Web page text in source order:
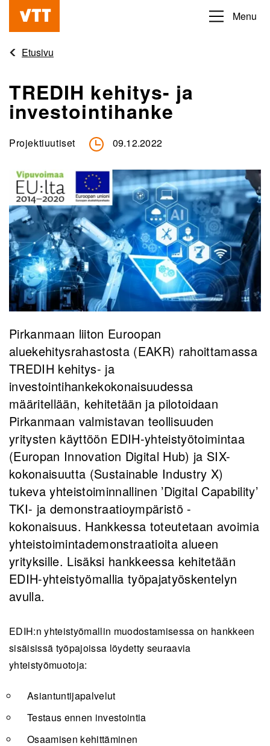
Hyppää
pääsisältöön
Beyond
obvious
Menu
Etusivu
TREDIH kehitys- ja
investointihanke
Projektiuutiset 09.12.2022
Pirkanmaan liiton Euroopan
aluekehitysrahastosta (EAKR) rahoittamassa
TREDIH kehitys- ja
investointihankekokonaisuudessa
määritellään, kehitetään ja pilotoidaan
Pirkanmaan valmistavan teollisuuden
yritysten käyttöön EDIH-yhteistyötoimintaa
(Europan Innovation Digital Hub) ja SIX-
kokonaisuutta (Sustainable Industry X)
tukeva yhteistoiminnallinen ’Digital Capability’
TKI- ja demonstraatioympäristö -
kokonaisuus. Hankkessa toteutetaan avoimia
yhteistoimintademonstraatioita alueen
yrityksille. Lisäksi hankkeessa kehitetään
EDIH-yhteistyömallia työpajatyöskentelyn
avulla.
EDIH:n yhteistyömallin muodostamisessa on hankkeen
sisäisissä työpajoissa löydetty seuraavia
yhteistyömuotoja:
Asiantuntijapalvelut
Testaus ennen investointia
Osaamisen kehittäminen